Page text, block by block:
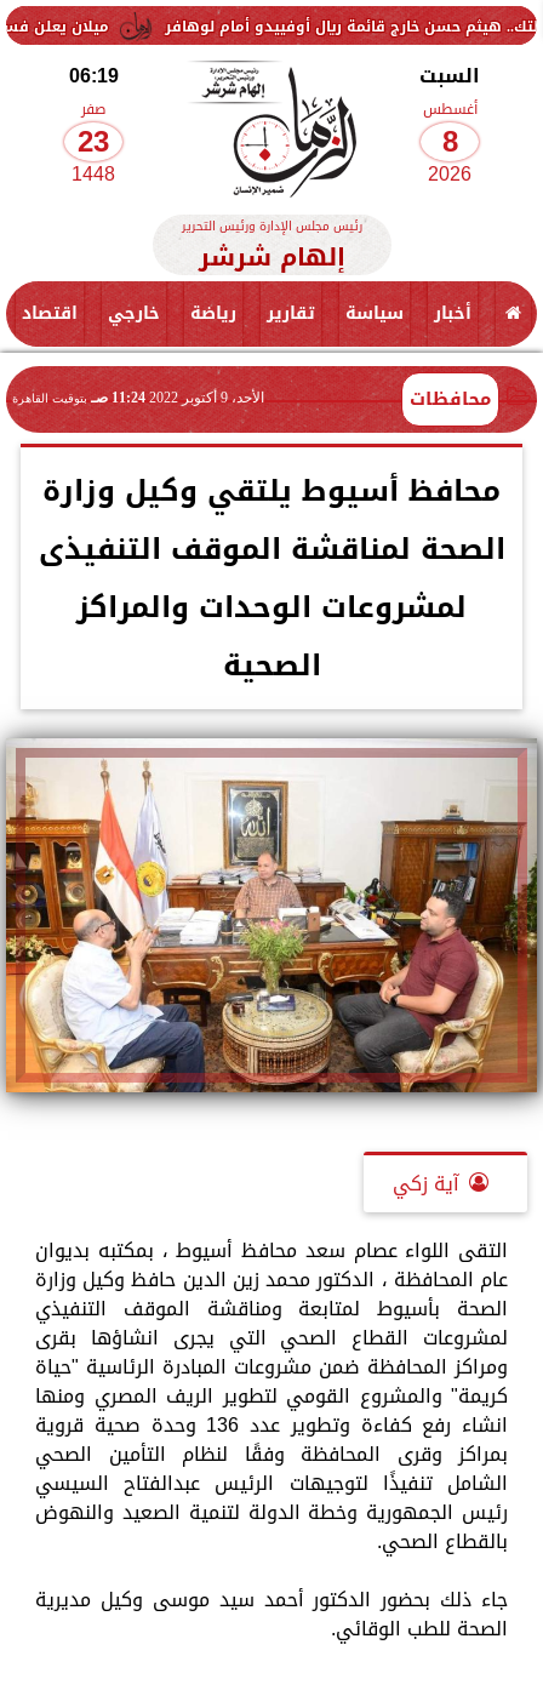
ميلان يعلن فسخ عقد خارج قائمة ريال أوفييدو أمام لوهافر
السبت
أغسطس
8
2026
06:19
صفر
23
1448
رئيس مجلس الإدارة ورئيس التحرير
إلهام شرشر
أخبار سياسة تقارير رياضة خارجي اقتصاد
محافظات الأحد، 9 أكتوبر 2022 11:24 صـ بتوقيت القاهرة
محافظ أسيوط يلتقي وكيل وزارة
الصحة لمناقشة الموقف التنفيذى
لمشروعات الوحدات والمراكز
الصحية
آية زكي
التقى اللواء عصام سعد محافظ أسيوط ، بمكتبه بديوان
عام المحافظة ، الدكتور محمد زين الدين حافظ وكيل وزارة
الصحة بأسيوط لمتابعة ومناقشة الموقف التنفيذي
لمشروعات القطاع الصحي التي يجرى انشاؤها بقرى
ومراكز المحافظة ضمن مشروعات المبادرة الرئاسية "حياة
كريمة" والمشروع القومي لتطوير الريف المصري ومنها
انشاء رفع كفاءة وتطوير عدد 136 وحدة صحية قروية
بمراكز وقرى المحافظة وفقًا لنظام التأمين الصحي
الشامل تنفيذًا لتوجيهات الرئيس عبدالفتاح السيسي
رئيس الجمهورية وخطة الدولة لتنمية الصعيد والنهوض
بالقطاع الصحي.
جاء ذلك بحضور الدكتور أحمد سيد موسى وكيل مديرية
الصحة للطب الوقائي.